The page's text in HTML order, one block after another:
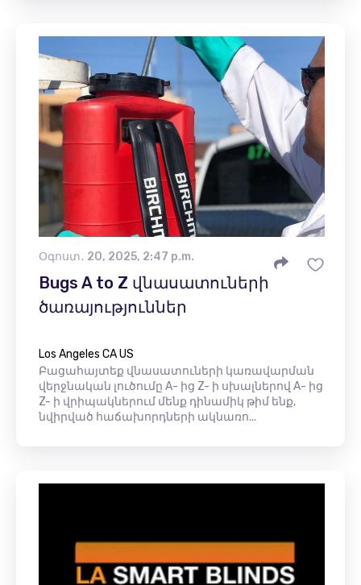
Օգոստ․ 20, 2025, 2:47 p.m.
Bugs A to Z վնասատուների
ծառայություններ
Los Angeles CA US
Բացահայտեք վնասատուների կառավարման
վերջնական լուծումը A- ից Z- ի սխալներով A- ից
Z- ի վրիպակներում մենք դինամիկ թիմ ենք,
նվիրված հաճախորդների ակնառո...